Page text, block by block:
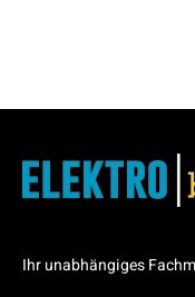
Ihr unabhängiges